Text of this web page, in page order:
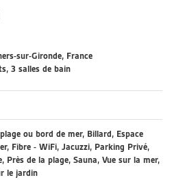
sur-Gironde, France
3 salles de bain
ou bord de mer, Billard, Espace
, Fibre - WiFi, Jacuzzi, Parking Privé,
, Près de la plage, Sauna, Vue sur la mer,
le jardin